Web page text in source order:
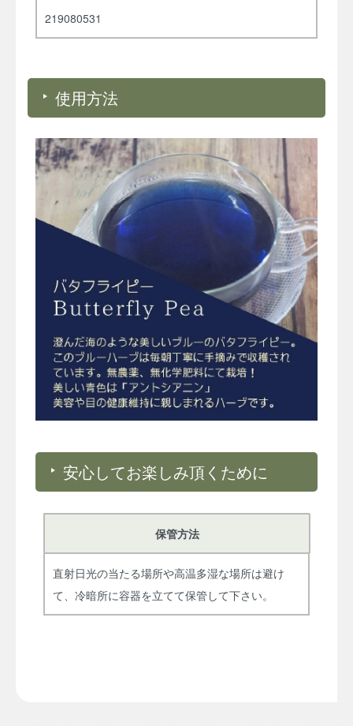
219080531
使用方法
安心してお楽しみ頂くために
保管方法
直射日光の当たる場所や高温多湿な場所は避け
て、冷暗所に容器を立てて保管して下さい。